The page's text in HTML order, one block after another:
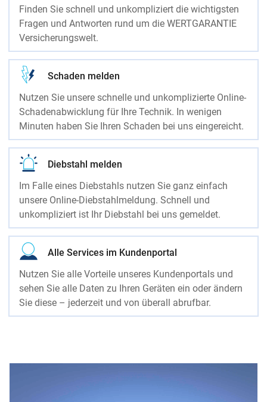
Finden Sie schnell und unkompliziert die wichtigsten
Fragen und Antworten rund um die WERTGARANTIE
Versicherungswelt.
Schaden melden
Nutzen Sie unsere schnelle und unkomplizierte Online-
Schadenabwicklung für Ihre Technik. In wenigen
Minuten haben Sie Ihren Schaden bei uns eingereicht.
Diebstahl melden
Im Falle eines Diebstahls nutzen Sie ganz einfach
unsere Online-Diebstahlmeldung. Schnell und
unkompliziert ist Ihr Diebstahl bei uns gemeldet.
Alle Services im Kundenportal
Nutzen Sie alle Vorteile unseres Kundenportals und
sehen Sie alle Daten zu Ihren Geräten ein oder ändern
Sie diese – jederzeit und von überall abrufbar.